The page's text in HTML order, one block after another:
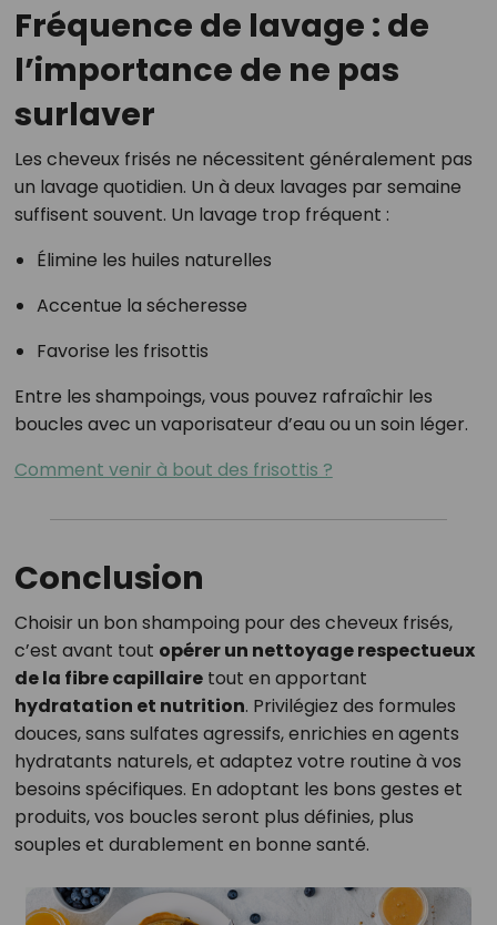
Fréquence de lavage : de
l’importance de ne pas
surlaver
Les cheveux frisés ne nécessitent généralement pas
un lavage quotidien. Un à deux lavages par semaine
suffisent souvent. Un lavage trop fréquent :
Élimine les huiles naturelles
Accentue la sécheresse
Favorise les frisottis
Entre les shampoings, vous pouvez rafraîchir les
boucles avec un vaporisateur d’eau ou un soin léger.
Comment venir à bout des frisottis ?
Conclusion
Choisir un bon shampoing pour des cheveux frisés,
c’est avant tout opérer un nettoyage respectueux
de la fibre capillairetout en apportant
hydratation et nutrition. Privilégiez des formules
douces, sans sulfates agressifs, enrichies en agents
hydratants naturels, et adaptez votre routine à vos
besoins spécifiques. En adoptant les bons gestes et
produits, vos boucles seront plus définies, plus
souples et durablement en bonne santé.